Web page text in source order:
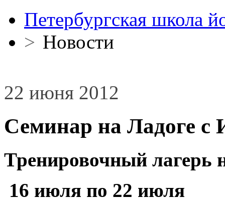
Петербургская школа
> Новости
22 июня 2012
Семинар на Ладоге
Тренировочный лагерь
16 июля по 22 июля